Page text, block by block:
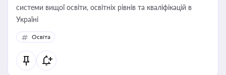
системи вищої освіти, освітніх рівнів та кваліфікацій в
Україні
Освіта